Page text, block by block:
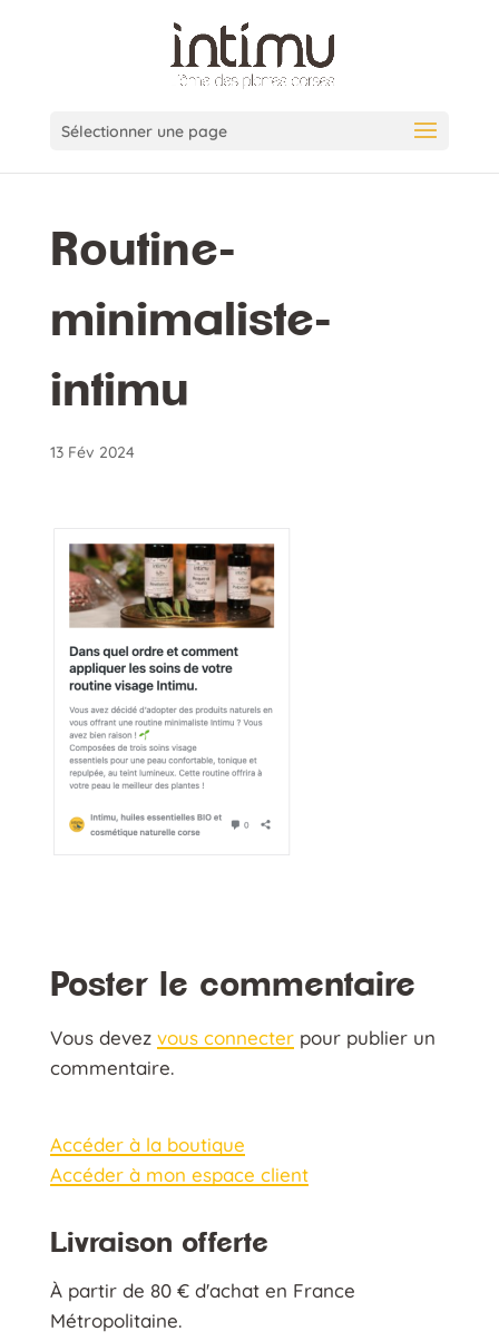
Sélectionner une page
Routine-
minimaliste-
intimu
13 Fév 2024
Poster le commentaire
Vous devez vous connecterpour publier un
commentaire.
Accéder à la boutique
Accéder à mon espace client
Livraison offerte
À partir de 80 € d'achat en France
Métropolitaine.